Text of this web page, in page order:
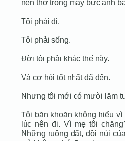
nên thơ trong mấy bức ảnh
Tôi phải đi.
Tôi phải sống.
Đời tôi phải khác thế này.
Và cơ hội tốt nhất đã đến.
Nhưng tôi mới có mười lăm
Tôi băn khoăn không hiểu
lúc nên đi. Vì mẹ tôi
Những ruộng đất, đồi núi